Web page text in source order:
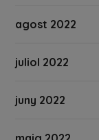
agost 2022
juliol 2022
juny 2022